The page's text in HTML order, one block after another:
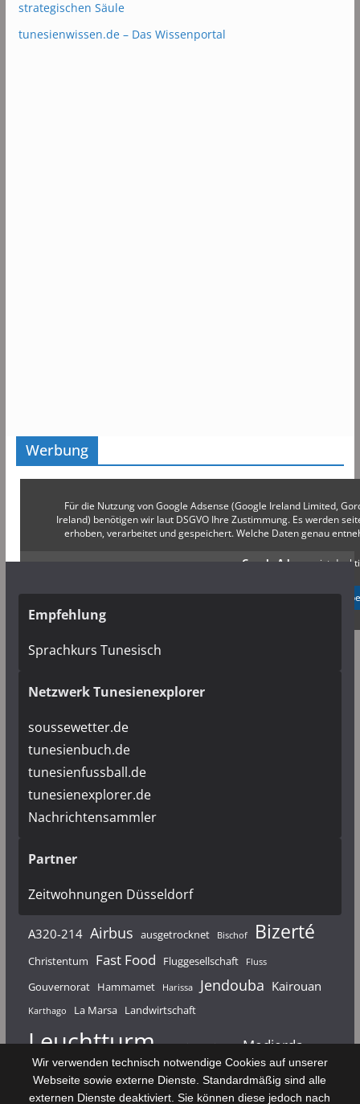
strategischen Säule
tunesienwissen.de – Das Wissenportal
Werbung
Für die Nutzung von Google Adsense (Google Ireland Limited,
Ireland) benötigen wir laut DSGVO Ihre Zustimmung. Es werden
erhoben, verarbeitet und gespeichert. Welche Daten genau
Google Adsense ist
✓ Erlauben
Empfehlung
Sprachkurs Tunesisch
Netzwerk Tunesienexplorer
soussewetter.de
tunesienbuch.de
tunesienfussball.de
tunesienexplorer.de
Nachrichtensammler
Partner
Zeitwohnungen Düsseldorf
A320-214 Airbus ausgetrocknet Bischof Bizerté
Christentum Fast Food Fluggesellschaft Fluss
Gouvernorat Hammamet Harissa Jendouba Kairouan
Karthago La Marsa Landwirtschaft
Leuchtturm Mahdia Majerda Medjerda
Monastir Médenine Nabeul Nouvelair Punier
Wir verwenden technisch notwendige Cookies auf unserer
Webseite sowie externe Dienste. Standardmäßig sind alle
externen Dienste deaktiviert. Sie können diese jedoch nach